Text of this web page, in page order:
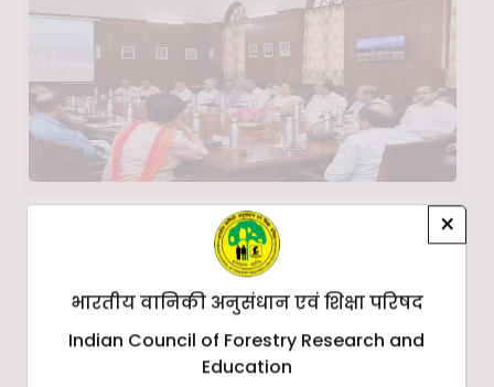
×
भारतीय वानिकी अनुसंधान एवं शिक्षा परिषद
Indian Council of Forestry Research and
Education